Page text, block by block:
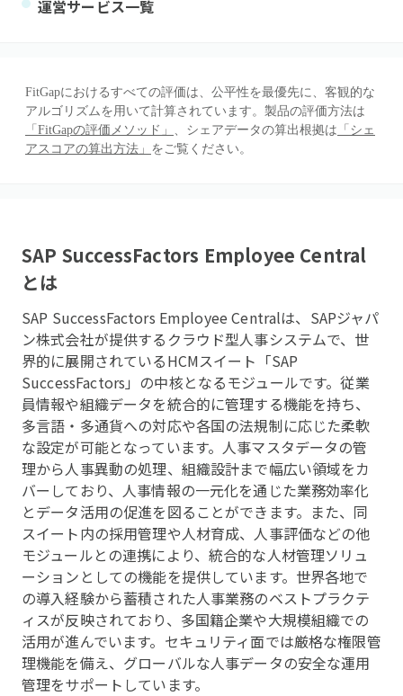
運営サービス一覧
FitGapにおけるすべての評価は、公平性を最優先に、客観的な
アルゴリズムを用いて計算されています。製品の評価方法は
「FitGapの評価メソッド」 、シェアデータの算出根拠は 「シェ
アスコアの算出方法」 をご覧ください。
SAP SuccessFactors Employee Central
とは
SAP SuccessFactors Employee Centralは、SAPジャパ
ン株式会社が提供するクラウド型人事システムで、世
界的に展開されているHCMスイート「SAP
SuccessFactors」の中核となるモジュールです。従業
員情報や組織データを統合的に管理する機能を持ち、
多言語・多通貨への対応や各国の法規制に応じた柔軟
な設定が可能となっています。人事マスタデータの管
理から人事異動の処理、組織設計まで幅広い領域をカ
バーしており、人事情報の一元化を通じた業務効率化
とデータ活用の促進を図ることができます。また、同
スイート内の採用管理や人材育成、人事評価などの他
モジュールとの連携により、統合的な人材管理ソリュ
ーションとしての機能を提供しています。世界各地で
の導入経験から蓄積された人事業務のベストプラクテ
ィスが反映されており、多国籍企業や大規模組織での
活用が進んでいます。セキュリティ面では厳格な権限管
理機能を備え、グローバルな人事データの安全な運用
管理をサポートしています。